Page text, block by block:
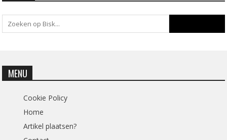
MENU
Cookie Policy
Home
Artikel plaatsen?